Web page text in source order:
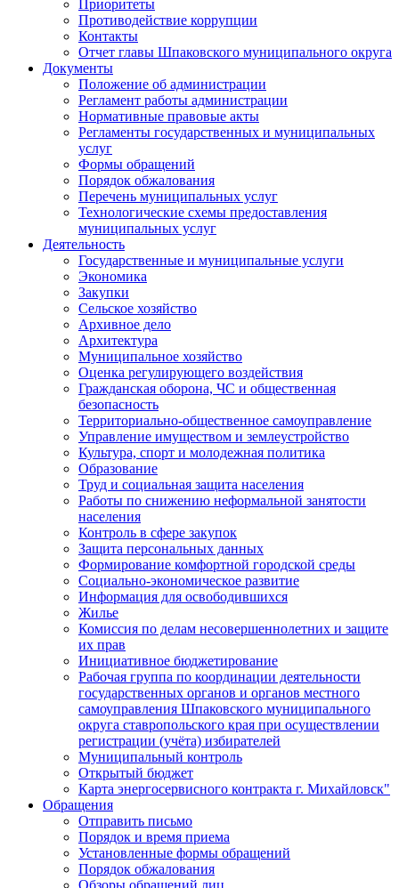
Приоритеты
Противодействие коррупции
Контакты
Отчет главы Шпаковского муниципального округа
Документы
Положение об администрации
Регламент работы администрации
Нормативные правовые акты
Регламенты государственных и муниципальных
услуг
Формы обращений
Порядок обжалования
Перечень муниципальных услуг
Технологические схемы предоставления
муниципальных услуг
Деятельность
Государственные и муниципальные услуги
Экономика
Закупки
Сельское хозяйство
Архивное дело
Архитектура
Муниципальное хозяйство
Оценка регулирующего воздействия
Гражданская оборона, ЧС и общественная
безопасность
Территориально-общественное самоуправление
Управление имуществом и землеустройство
Культура, спорт и молодежная политика
Образование
Труд и социальная защита населения
Работы по снижению неформальной занятости
населения
Контроль в сфере закупок
Защита персональных данных
Формирование комфортной городской среды
Социально-экономическое развитие
Информация для освободившихся
Жилье
Комиссия по делам несовершеннолетних и защите
их прав
Инициативное бюджетирование
Рабочая группа по координации деятельности
государственных органов и органов местного
самоуправления Шпаковского муниципального
округа ставропольского края при осуществлении
регистрации (учёта) избирателей
Муниципальный контроль
Открытый бюджет
Карта энергосервисного контракта г. Михайловск"
Обращения
Отправить письмо
Порядок и время приема
Установленные формы обращений
Порядок обжалования
Обзоры обращений лиц